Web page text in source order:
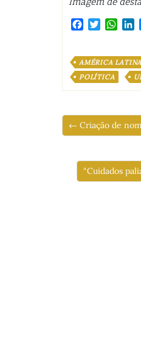
Facebook
Twitter
AMÉRICA LATINA
POLÍTICA
← Criação de
“Cuidados